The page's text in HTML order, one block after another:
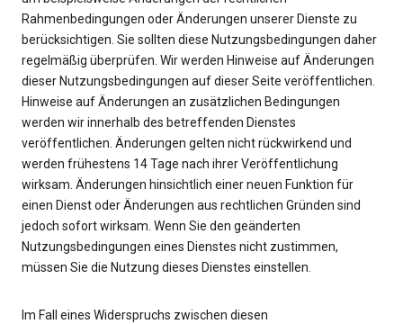
Rahmenbedingungen oder Änderungen unserer Dienste zu
berücksichtigen. Sie sollten diese Nutzungsbedingungen daher
regelmäßig überprüfen. Wir werden Hinweise auf Änderungen
dieser Nutzungsbedingungen auf dieser Seite veröffentlichen.
Hinweise auf Änderungen an zusätzlichen Bedingungen
werden wir innerhalb des betreffenden Dienstes
veröffentlichen. Änderungen gelten nicht rückwirkend und
werden frühestens 14 Tage nach ihrer Veröffentlichung
wirksam. Änderungen hinsichtlich einer neuen Funktion für
einen Dienst oder Änderungen aus rechtlichen Gründen sind
jedoch sofort wirksam. Wenn Sie den geänderten
Nutzungsbedingungen eines Dienstes nicht zustimmen,
müssen Sie die Nutzung dieses Dienstes einstellen.
Im Fall eines Widerspruchs zwischen diesen